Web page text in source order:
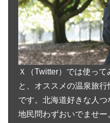
Ｘ（Twitter）では使っ
と、オススメの温泉旅
です。北海道好きな人
地民問わずおいでませー